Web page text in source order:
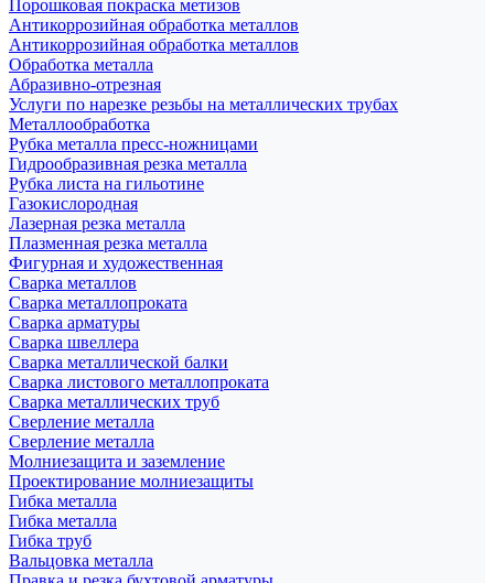
Порошковая покраска метизов
Антикоррозийная обработка металлов
Антикоррозийная обработка металлов
Обработка металла
Абразивно-отрезная
Услуги по нарезке резьбы на металлических трубах
Металлообработка
Рубка металла пресс-ножницами
Гидрообразивная резка металла
Рубка листа на гильотине
Газокислородная
Лазерная резка металла
Плазменная резка металла
Фигурная и художественная
Сварка металлов
Сварка металлопроката
Сварка арматуры
Сварка швеллера
Сварка металлической балки
Сварка листового металлопроката
Сварка металлических труб
Сверление металла
Сверление металла
Молниезащита и заземление
Проектирование молниезащиты
Гибка металла
Гибка металла
Гибка труб
Вальцовка металла